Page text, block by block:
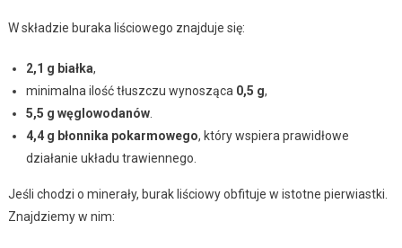
W składzie buraka liściowego znajduje się:
2,1 g białka,
minimalna ilość tłuszczu wynosząca 0,5 g,
5,5 g węglowodanów.
4,4 g błonnika pokarmowego, który wspiera prawidłowe
działanie układu trawiennego.
Jeśli chodzi o minerały, burak liściowy obfituje w istotne pierwiastki.
Znajdziemy w nim: